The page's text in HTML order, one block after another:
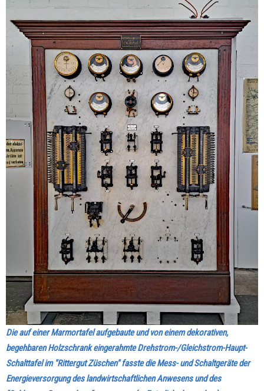
Die auf einer Marmortafel aufgebaute und von einem dekorativen,
begehbaren Holzschrank eingerahmte Drehstrom-/Gleichstrom-Haupt-
Schalttafel im "Rittergut Züschen" fasste die Mess- und Schaltgeräte der
Energieversorgung des landwirtschaftlichen Anwesens und des